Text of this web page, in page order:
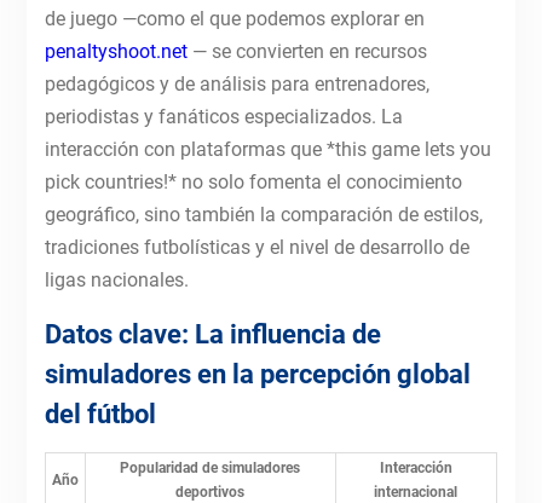
de juego —como el que podemos explorar en
penaltyshoot.net— se convierten en recursos
pedagógicos y de análisis para entrenadores,
periodistas y fanáticos especializados. La
interacción con plataformas que *this game lets you
pick countries!* no solo fomenta el conocimiento
geográfico, sino también la comparación de estilos,
tradiciones futbolísticas y el nivel de desarrollo de
ligas nacionales.
Datos clave: La influencia de
simuladores en la percepción global
del fútbol
Año
Popularidad de simuladores
deportivos
Interacción
internacional